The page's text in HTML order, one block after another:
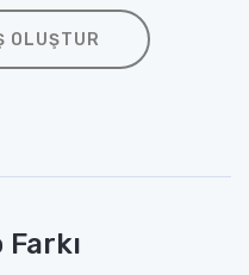
OLUŞTUR